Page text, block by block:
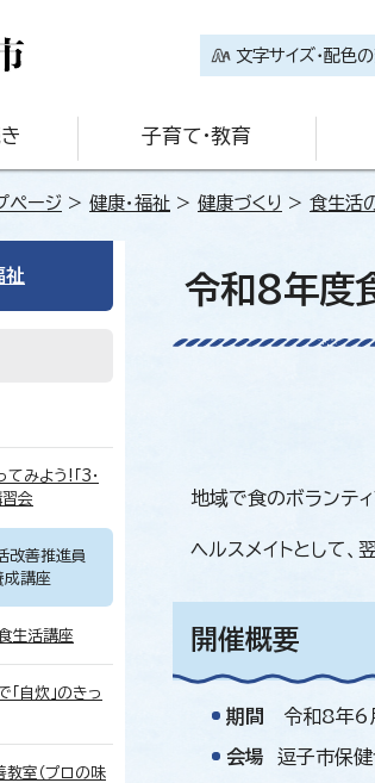
文字サイズ・配色
子育て・教育
ページ > 健康・福祉 > 健康づくり > 食生活
令和8年度
地域で食のボランテ
ヘルスメイトとして、
開催概要
期間 令和8年6
会場 逗子市保
祉
みよう!「3・
習会
改善推進員
成講座
生活講座
自炊」のきっ
室（プロの味